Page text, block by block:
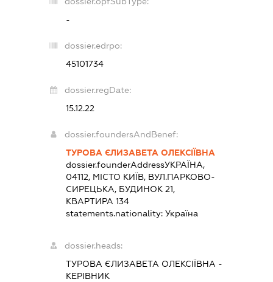
-
dossier.edrpo:
45101734
dossier.regDate:
15.12.22
dossier.foundersAndBenef:
ТУРОВА ЄЛИЗАВЕТА ОЛЕКСІЇВНА
dossier.founderAddressУКРАЇНА,
04112, МІСТО КИЇВ, ВУЛ.ПАРКОВО-
СИРЕЦЬКА, БУДИНОК 21,
КВАРТИРА 134
statements.nationality: Україна
dossier.heads:
ТУРОВА ЄЛИЗАВЕТА ОЛЕКСІЇВНА -
КЕРІВНИК